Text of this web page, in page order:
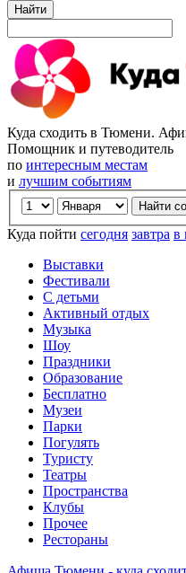
Найти
Куда сходить в Тюмени.
Помощник и путеводитель
по интересным местам
и лучшим событиям
Куда пойти сегодня завтра в
Выставки
Фестивали
С детьми
Активный отдых
Музыка
Шоу
Праздники
Образование
Бесплатно
Музеи
Парки
Погулять
Туристу
Театры
Пространства
Клубы
Прочее
Рестораны